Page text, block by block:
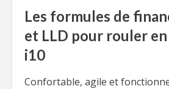
Les formules de
et LLD pour rouler
i10
Confortable, agile et